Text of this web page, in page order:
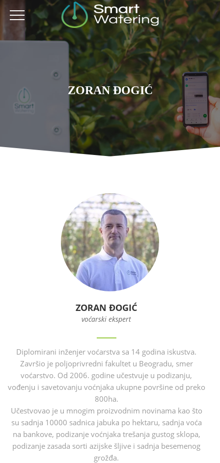
ZORAN ĐOGIĆ
ZORAN ĐOGIĆ
voćarski ekspert
Diplomirani inženjer voćarstva sa 14 godina iskustva.
Završio je poljoprivredni fakultet u Beogradu, smer
voćarstvo. Od 2006. godine učestvuje u podizanju,
vođenju i savetovanju voćnjaka ukupne površine od preko
800ha.
Učestvovao je u mnogim proizvodnim novinama kao što
su sadnja 10000 sadnica jabuka po hektaru, sadnja voća
na bankove, podizanje voćnjaka trešanja gustog sklopa,
podizanje zasada sorti azijske šljive i sadnja besemenog
grožđa.